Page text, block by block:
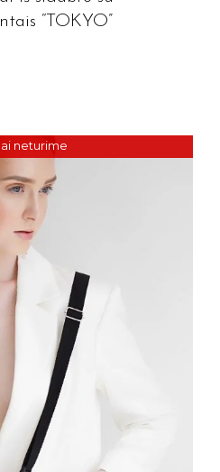
“TOKYO”
neturime